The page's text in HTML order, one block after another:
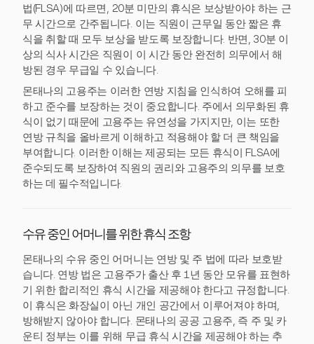
법(FLSA)에 따르면, 20분 미만의 휴식은 보상받아야 하는 근
무 시간으로 간주됩니다. 이는 직원이 근무일 동안 짧은 휴
식을 취할 때 모두 보상을 받도록 보장합니다. 반면, 30분 이
상의 식사 시간은 직원이 이 시간 동안 완전히 의무에서 해
방된 경우 무급일 수 있습니다.
몬태나의 고용주는 이러한 연방 지침을 인식하여 오해를 피
하고 준수를 보장하는 것이 중요합니다. 주에서 의무화된 휴
식이 없기 때문에 고용주는 유연성을 가지지만, 이는 또한
연방 규칙을 올바르게 이해하고 적용해야 할 더 큰 책임을
부여합니다. 이러한 이해는 제공되는 모든 휴식이 FLSA에
준수되도록 보장하여 직원의 권리와 고용주의 의무를 보호
하는 데 필수적입니다.
수유 중인 어머니를 위한 휴식 조항
몬태나의 수유 중인 어머니는 연방 및 주 법에 따라 보호받
습니다. 연방 법은 고용주가 출산 후 1년 동안 모유를 표현하
기 위한 합리적인 휴식 시간을 제공해야 한다고 규정합니다.
이 휴식은 화장실이 아닌 개인 공간에서 이루어져야 하며,
방해받지 않아야 합니다. 몬태나의 공공 고용주, 즉 주 및 카
운티 정부는 이를 위해 무급 휴식 시간을 제공해야 하는 추